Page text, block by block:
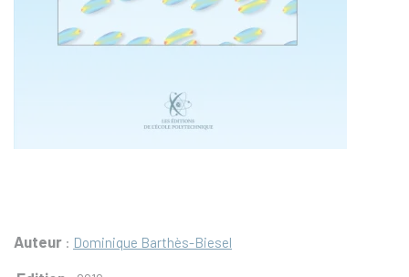
Auteur : Dominique Barthès-Biesel